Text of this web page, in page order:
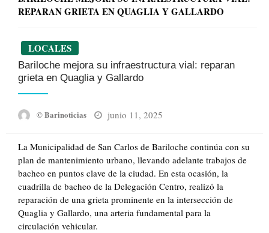
REPARAN GRIETA EN QUAGLIA Y GALLARDO
LOCALES
Bariloche mejora su infraestructura vial: reparan
grieta en Quaglia y Gallardo
© Barinoticias
Posted
junio 11, 2025
La Municipalidad de San Carlos de Bariloche continúa con su
plan de mantenimiento urbano, llevando adelante trabajos de
bacheo en puntos clave de la ciudad. En esta ocasión, la
cuadrilla de bacheo de la Delegación Centro, realizó la
reparación de una grieta prominente en la intersección de
Quaglia y Gallardo, una arteria fundamental para la
circulación vehicular.